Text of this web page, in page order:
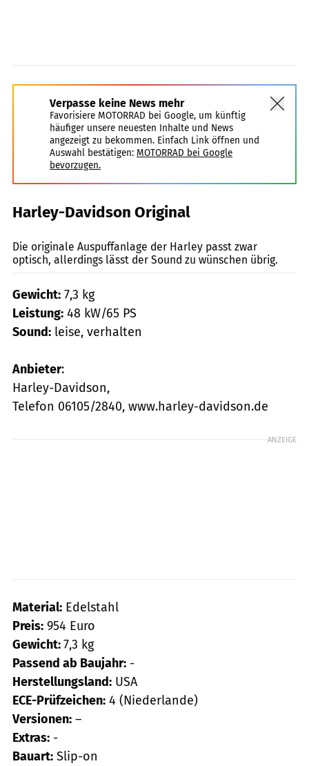
Verpasse keine News mehr
Favorisiere MOTORRAD bei Google, um künftig
häufiger unsere neuesten Inhalte und News
angezeigt zu bekommen. Einfach Link öffnen und
Auswahl bestätigen: MOTORRAD bei Google
bevorzugen.
Harley-Davidson Original
Die originale Auspuffanlage der Harley passt zwar
optisch, allerdings lässt der Sound zu wünschen übrig.
Gewicht: 7,3 kg
Leistung: 48 kW/65 PS
Sound: leise, verhalten
Anbieter:
Harley-Davidson,
Telefon 06105/2840, www.harley-davidson.de
ANZEIGE
Material: Edelstahl
Preis: 954 Euro
Gewicht:7,3 kg
Passend ab Baujahr: -
Herstellungsland: USA
ECE-Prüfzeichen: 4 (Niederlande)
Versionen: –
Extras: -
Bauart: Slip-on